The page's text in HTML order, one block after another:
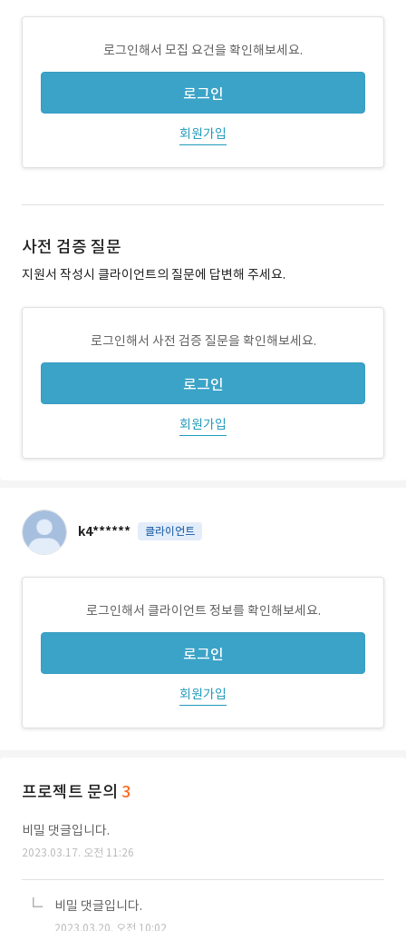
로그인해서 모집 요건을 확인해보세요.
로그인
회원가입
사전 검증 질문
지원서 작성시 클라이언트의 질문에 답변해 주세요.
로그인해서 사전 검증 질문을 확인해보세요.
로그인
회원가입
k4****** 클라이언트
로그인해서 클라이언트 정보를 확인해보세요.
로그인
회원가입
프로젝트 문의 3
비밀 댓글입니다.
2023.03.17. 오전 11:26
비밀 댓글입니다.
2023.03.20. 오전 10:02